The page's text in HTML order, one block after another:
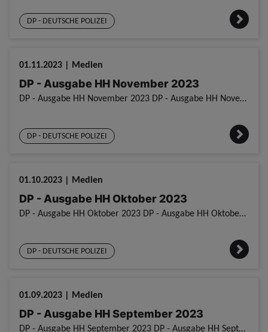
DP - DEUTSCHE POLIZEI
01.11.2023 | Medien
DP - Ausgabe HH November 2023
DP - Ausgabe HH November 2023 DP - Ausgabe HH November 2023
DP - DEUTSCHE POLIZEI
01.10.2023 | Medien
DP - Ausgabe HH Oktober 2023
DP - Ausgabe HH Oktober 2023 DP - Ausgabe HH Oktober 2023
DP - DEUTSCHE POLIZEI
01.09.2023 | Medien
DP - Ausgabe HH September 2023
DP - Ausgabe HH September 2023 DP - Ausgabe HH September 2023